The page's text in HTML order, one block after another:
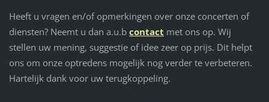
Heeft u vragen en/of opmerkingen over onze concerten of
diensten? Neemt u dan a.u.b contact met ons op. Wij
stellen uw mening, suggestie of idee zeer op prijs. Dit helpt
ons om onze optredens mogelijk nog verder te verbeteren.
Hartelijk dank voor uw terugkoppeling.